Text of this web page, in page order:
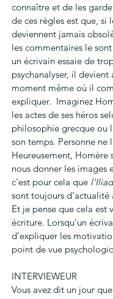
connaître et de les
de ces règles est que, si
deviennent jamais
les commentaires le
un écrivain essaie de
psychanalyser, il devient
moment même où il
expliquer.  Imaginez
les actes de ses héros
philosophie grecque ou
son temps. Personne ne
Heureusement, Homère
nous donner les images
c'est pour cela que
sont toujours
Et je pense que cela est
écriture. Lorsqu’un
d’expliquer les
point de vue
INTERVIEWEUR
Vous avez dit un jour